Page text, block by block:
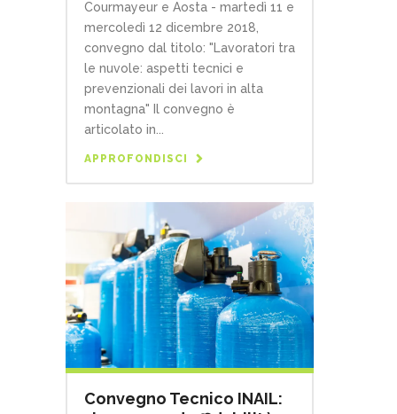
Courmayeur e Aosta - martedì 11 e
mercoledì 12 dicembre 2018,
convegno dal titolo: "Lavoratori tra
le nuvole: aspetti tecnici e
prevenzionali dei lavori in alta
montagna" Il convegno è
articolato in...
APPROFONDISCI
Convegno Tecnico INAIL: